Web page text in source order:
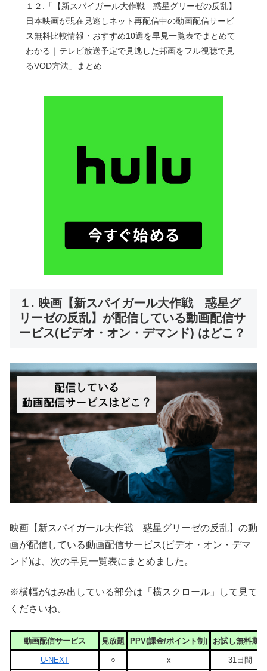
１２.「【新スパイガール大作戦 惑星グリーゼの反乱】
日本映画が現在見逃しネット再配信中の動画配信サービ
ス無料比較情報・おすすめ10選を早見一覧表でまとめて
わかる｜テレビ放送予定で見逃した邦画をフル視聴で見
るVOD方法」まとめ
１. 映画【新スパイガール大作戦 惑星グ
リーゼの反乱】が配信している動画配信サ
ービス(ビデオ・オン・デマンド) はどこ？
映画【新スパイガール大作戦 惑星グリーゼの反乱】の動
画が配信している動画配信サービス(ビデオ・オン・デマ
ンド)は、次の早見一覧表にまとめました。
※横幅がはみ出している部分は「横スクロール」して見て
くださいね。
動画配信サービス 見放題 PPV(課金/ポイント制) お試し無料期間
U-NEXT ○ x 31日間